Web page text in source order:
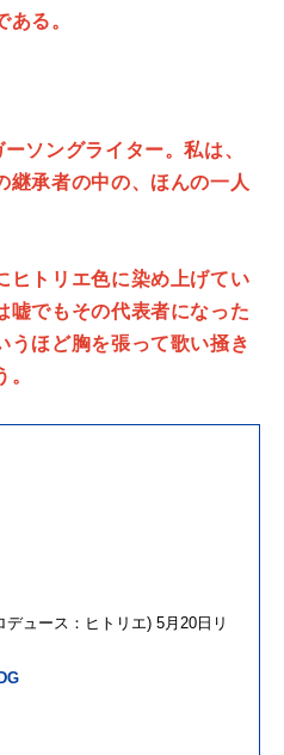
ある。
ソングライター。私は、
継承者の中の、ほんの一人
ヒトリエ色に染め上げてい
嘘でもその代表者になった
うほど胸を張って歌い掻き
ュース：ヒトリエ) 5月20日リ